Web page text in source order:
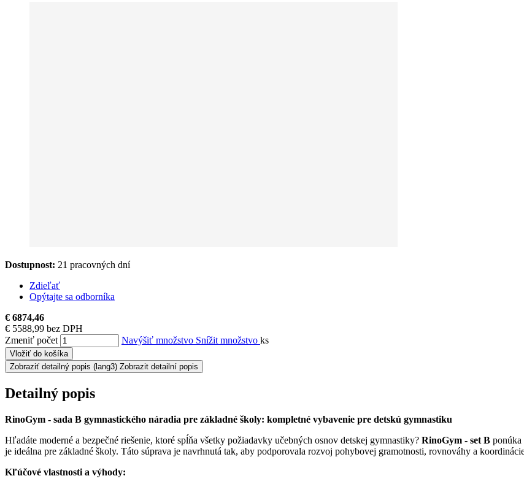
Dostupnost: 21 pracovných dní
Zdieľať
Opýtajte sa odborníka
€ 6874,46
€ 5588,99 bez DPH
Zmeniť počet
Navýšiť množstvo Snížit množstvo ks
Vložiť do košíka
Zobraziť detailný popis (lang3) Zobrazit detailní popis
Detailný popis
RinoGym - sada B gymnastického náradia pre základné školy: kompletné vybavenie pre detskú gymnastiku
Hľadáte moderné a bezpečné riešenie, ktoré spĺňa všetky požiadavky učebných osnov detskej gymnastiky? RinoGym - set B ponúka
je ideálna pre základné školy. Táto súprava je navrhnutá tak, aby podporovala rozvoj pohybovej gramotnosti, rovnováhy a
Kľúčové vlastnosti a výhody: